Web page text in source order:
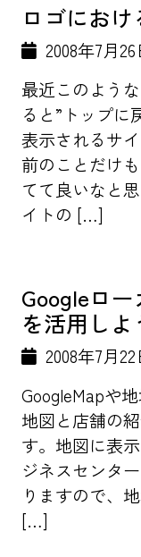
ロゴにお
2008年7月26
最近このよう
ると”トップに
表示されるサ
前のことだけ
てて良いなと
イトの […]
Googleロ
を活用しよ
2008年7月22
GoogleMapや
地図と店舗の
す。地図に表
ジネスセンタ
りますので、
[…]